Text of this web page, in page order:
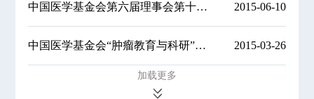
中国医学基金会第六届理事会第十一次会议 2015-06-10
中国医学基金会“肿瘤教育与科研”项目关于2015年度申请科研课题的通知 2015-03-26
加载更多